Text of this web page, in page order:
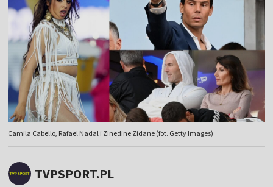
Camila Cabello, Rafael Nadal i Zinedine Zidane (fot. Getty Images)
TVPSPORT.PL